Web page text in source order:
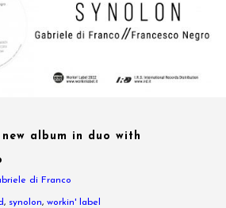
album in duo with
di Franco
, synolon, workin' label